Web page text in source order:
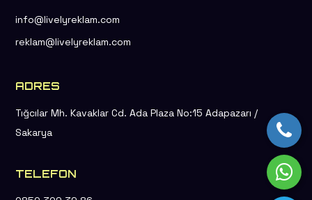
info@livelyreklam.com
reklam@livelyreklam.com
ADRES
Tığcılar Mh. Kavaklar Cd. Ada Plaza No:15 Adapazarı /
Sakarya
TELEFON